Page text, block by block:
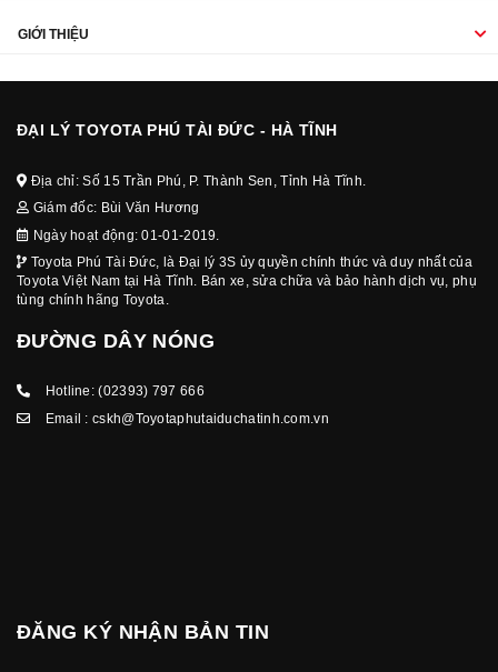
GIỚI THIỆU
ĐẠI LÝ TOYOTA PHÚ TÀI ĐỨC - HÀ TĨNH
Địa chỉ: Số 15 Trần Phú, P. Thành Sen, Tỉnh Hà Tĩnh.
Giám đốc: Bùi Văn Hương
Ngày hoạt động: 01-01-2019.
Toyota Phú Tài Đức, là Đại lý 3S ủy quyền chính thức và duy nhất của
Toyota Việt Nam tại Hà Tĩnh. Bán xe, sửa chữa và bảo hành dịch vụ, phụ
tùng chính hãng Toyota.
ĐƯỜNG DÂY NÓNG
Hotline:(02393) 797 666
Email :cskh@Toyotaphutaiduchatinh.com.vn
ĐĂNG KÝ NHẬN BẢN TIN